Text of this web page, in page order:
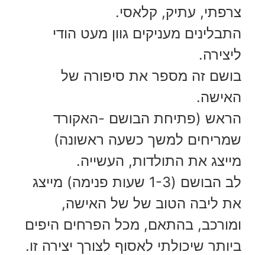
צרפתי, עתיק, קלאסי.
התבלינים מעניקים גוון מעט הודי
ליצירה.
בושם זה מספר את סיפורה של
האישה.
הראש (פתיחת הבושם -האקורד
שמריחים למשך כשעה ראשונה)
מייצג את התולדות, העשייה.
לב הבושם (1-3 שעות פנימה) מייצג
את ליבה הטוב של של האישה,
ומורכב, בהתאם, מכל הפרחים היפים
ביותר שיכולתי לאסוף לצורך יצירה זו.